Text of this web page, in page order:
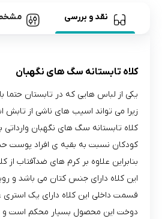
نقد و بررسی
کلاه تابستانه سگ های نگهبان
یکی از لباس هایی که در تابستان حتما
زیرا می تواند اسیب های ناشی از
کلاه تابستانه سگ های نگهبان
کودکان نسبت به بقیه ی افراد پوست
بنابراین علاوه بر کرم های ضدآفتاب از
این کلاه دارای جنس کتان می باشد و
قسمت داخلی این کلاه دارای یک استری
دوخت این محصول بسیار محکم است و